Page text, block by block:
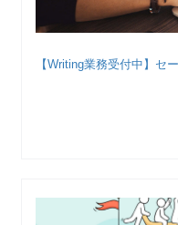
【Writing業務受付中】セ